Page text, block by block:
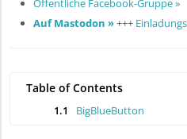
Öffentliche Facebook-Gruppe »
Auf Mastodon »+++
Table of Contents
1.1 BigBlueButton